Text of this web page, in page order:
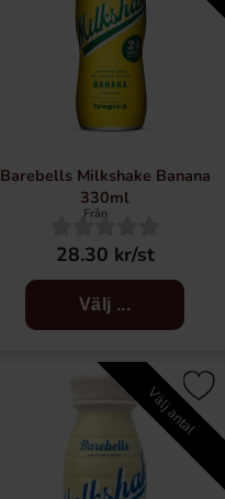
Barebells Milkshake Banana
330ml
Från
28.30 kr/st
Välj ...
Välj antal